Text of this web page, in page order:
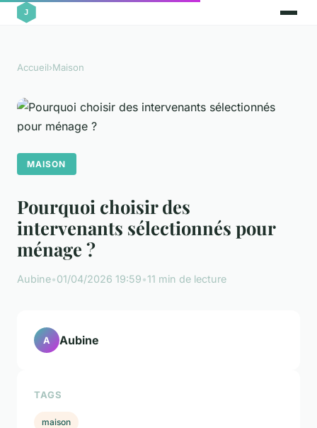
Accueil›Maison
MAISON
Pourquoi choisir des
intervenants sélectionnés pour
ménage ?
Aubine•01/04/2026 19:59•11 min de lecture
A Aubine
TAGS
maison